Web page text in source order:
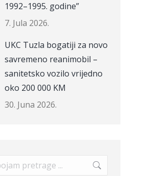
1992–1995. godine”
7. Jula 2026.
UKC Tuzla bogatiji za novo
savremeno reanimobil –
sanitetsko vozilo vrijedno
oko 200 000 KM
30. Juna 2026.